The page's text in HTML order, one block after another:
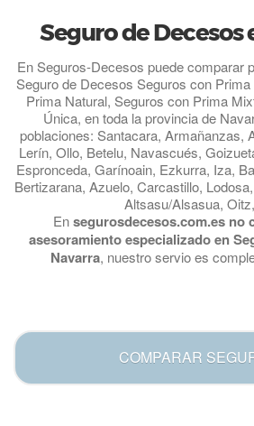
Seguro de Decesos
En Seguros-Decesos puede comparar
Seguro de Decesos Seguros con
Prima Natural, Seguros con Prima
Única, en toda la provincia de
poblaciones: Santacara, Armañanzas,
Lerín, Ollo, Betelu, Navascués,
Espronceda, Garínoain, Ezkurra, Iza,
Bertizarana, Azuelo, Carcastillo,
Altsasu/Alsasua,
Ensegurosdecesos.com.es no
asesoramiento especializado en
Navarra, nuestro servio es
COMPARAR